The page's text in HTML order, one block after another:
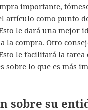
importante,
artículo como punto
le dará una mejor
la compra. Otro
le facilitará la
sobre lo que es más
sobre su